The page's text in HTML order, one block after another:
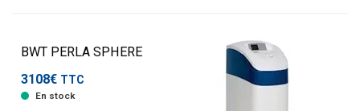
BWT PERLA SPHERE
3108€ TTC
En stock